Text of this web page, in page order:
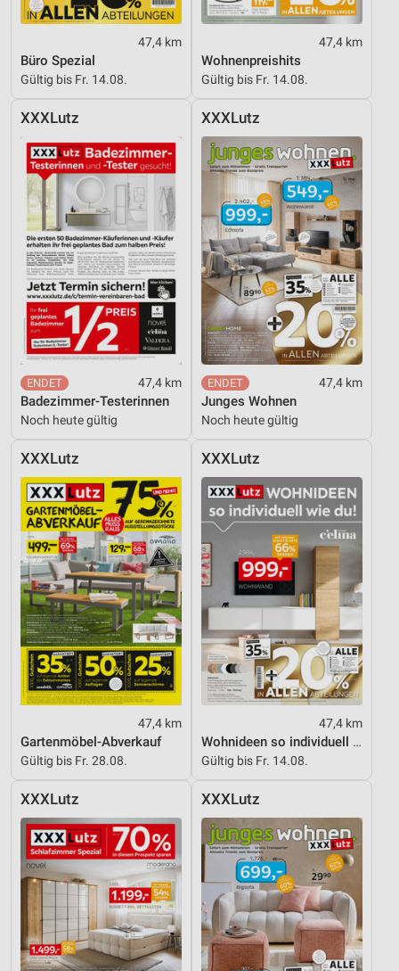
47,4 km
Büro Spezial
Gültig bis Fr. 14.08.
47,4 km
Wohnenpreishits
Gültig bis Fr. 14.08.
XXXLutz
47,4 km
Badezimmer-Testerinnen
Noch heute gültig
XXXLutz
47,4 km
Junges Wohnen
Noch heute gültig
XXXLutz
47,4 km
Gartenmöbel-Abverkauf
Gültig bis Fr. 28.08.
XXXLutz
47,4 km
Wohnideen so individuell wie du!
Gültig bis Fr. 14.08.
XXXLutz XXXLutz
Werbung